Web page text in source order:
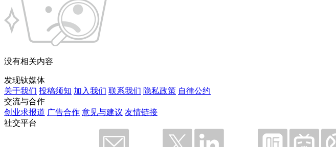
没有相关内容
发现钛媒体
关于我们 投稿须知 加入我们 联系我们 隐私政策 自律公约
交流与合作
创业求报道 广告合作 意见与建议 友情链接
社交平台